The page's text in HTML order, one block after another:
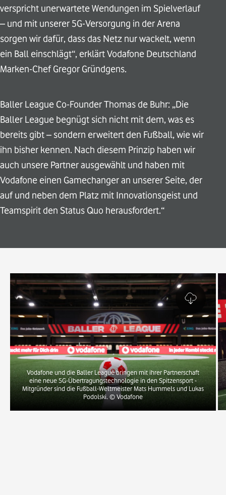
verspricht unerwartete Wendungen im Spielverlauf
– und mit unserer 5G-Versorgung in der Arena
sorgen wir dafür, dass das Netz nur wackelt, wenn
ein Ball einschlägt“, erklärt Vodafone Deutschland
Marken-Chef Gregor Gründgens.
Baller League Co-Founder Thomas de Buhr: „Die
Baller League begnügt sich nicht mit dem, was es
bereits gibt – sondern erweitert den Fußball, wie wir
ihn bisher kennen. Nach diesem Prinzip haben wir
auch unsere Partner ausgewählt und haben mit
Vodafone einen Gamechanger an unserer Seite, der
auf und neben dem Platz mit Innovationsgeist und
Teamspirit den Status Quo herausfordert.“
Vodafone und die Baller League bringen mit ihrer Partnerschaft
eine neue 5G-Übertragungstechnologie in den Spitzensport -
Mitgründer sind die Fußball-Weltmeister Mats Hummels und Lukas
Podolski. © Vodafone